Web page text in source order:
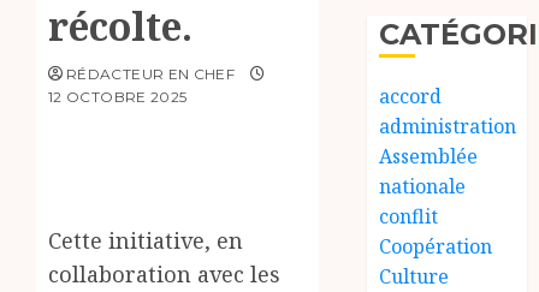
récolte.
RÉDACTEUR EN CHEF
12 OCTOBRE 2025
Cette initiative, en
collaboration avec les
accord
administration
Assemblée
nationale
conflit
Coopération
Culture